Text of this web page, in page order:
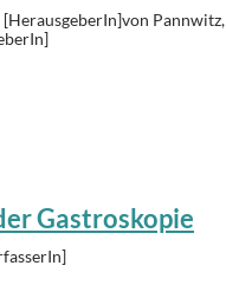
Pannwitz,
Gastroskopie